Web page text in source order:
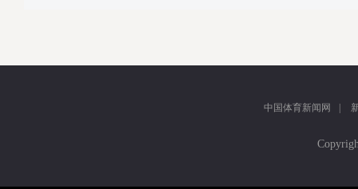
中国体育新闻网 |